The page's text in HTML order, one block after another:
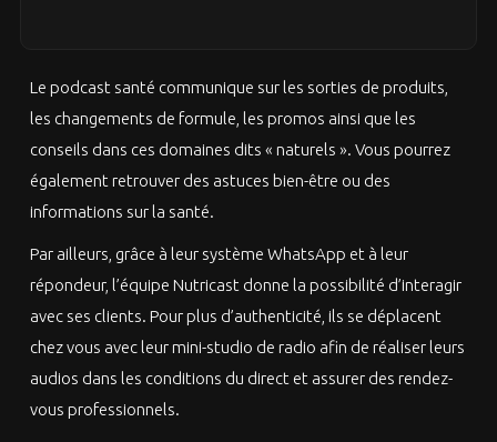
Le podcast santé communique sur les sorties de produits,
les changements de formule, les promos ainsi que les
conseils dans ces domaines dits « naturels ». Vous pourrez
également retrouver des astuces bien-être ou des
informations sur la santé.
Par ailleurs, grâce à leur système WhatsApp et à leur
répondeur, l’équipe Nutricast donne la possibilité d’interagir
avec ses clients. Pour plus d’authenticité, ils se déplacent
chez vous avec leur mini-studio de radio afin de réaliser leurs
audios dans les conditions du direct et assurer des rendez-
vous professionnels.